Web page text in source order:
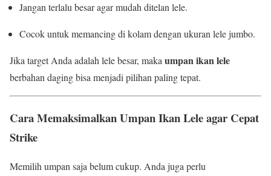
Jangan terlalu besar agar mudah ditelan lele.
Cocok untuk memancing di kolam dengan ukuran lele jumbo.
Jika target Anda adalah lele besar, maka umpan ikan lele
berbahan daging bisa menjadi pilihan paling tepat.
Cara Memaksimalkan Umpan Ikan Lele agar Cepat
Strike
Memilih umpan saja belum cukup. Anda juga perlu